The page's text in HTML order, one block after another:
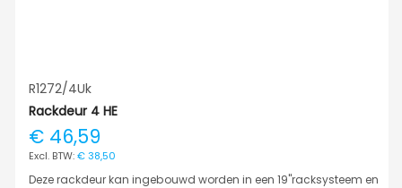
R1272/4Uk
Rackdeur 4 HE
€ 46,59
€ 38,50
Deze rackdeur kan ingebouwd worden in een 19"racksysteem en